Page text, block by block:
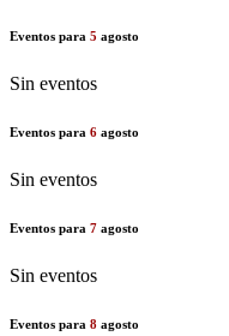
Eventos para 5 agosto
Sin eventos
Eventos para 6 agosto
Sin eventos
Eventos para 7 agosto
Sin eventos
Eventos para 8 agosto